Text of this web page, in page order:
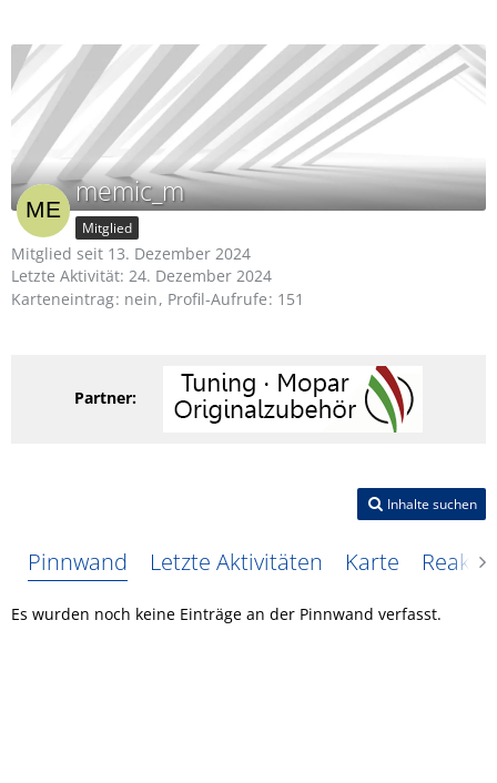
memic_m
Mitglied
Mitglied seit 13. Dezember 2024
Letzte Aktivität: 24. Dezember 2024
Karteneintrag nein Profil-Aufrufe 151
Partner:
Inhalte suchen
Pinnwand Letzte Aktivitäten Karte
Es wurden noch keine Einträge an der Pinnwand verfasst.